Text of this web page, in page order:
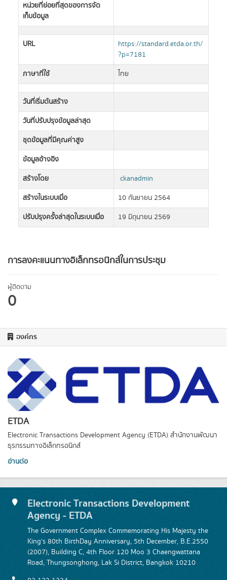
การลงคะแนนทางอิเล็กทรอนิกส์ในการประชุม
ผู้ติดตาม
0
องค์กร
ETDA
Electronic Transactions Development Agency (ETDA) สำนักงานพัฒนา
ธุรกรรมทางอิเล็กทรอนิกส์
อ่านต่อ
หน่วยที่ย่อยที่สุดของการจัด
เก็บข้อมูล
URL
https://standard.etda.or.th/
?p=7181
ภาษาที่ใช้
ไทย
วันที่เริ่มต้นสร้าง
วันที่ปรับปรุงข้อมูลล่าสุด
ชุดข้อมูลที่มีคุณค่าสูง
ข้อมูลอ้างอิง
สร้างโดย
ckanadmin
สร้างในระบบเมื่อ
10 กันยายน 2564
ปรับปรุงครั้งล่าสุดในระบบเมื่อ
19 มิถุนายน 2569
Electronic Transactions Development
Agency - ETDA
The Government Complex Commemorating His Majesty the
King's 80th BirthDay Anniversary, 5th December, B.E.2550
(2007), Building C, 4th Floor 120 Moo 3 Chaengwattana
Road, Thungsonghong, Lak Si District, Bangkok 10210